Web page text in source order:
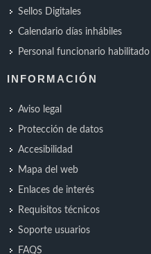
Sellos Digitales
Calendario días inhábiles
Personal funcionario habilitado
INFORMACIÓN
Aviso legal
Protección de datos
Accesibilidad
Mapa del web
Enlaces de interés
Requisitos técnicos
Soporte usuarios
FAQS